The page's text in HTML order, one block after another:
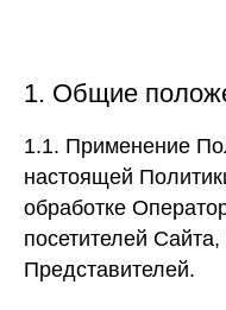
1. Общие
1.1. Применение
настоящей
обработке
посетителей
Представителей.